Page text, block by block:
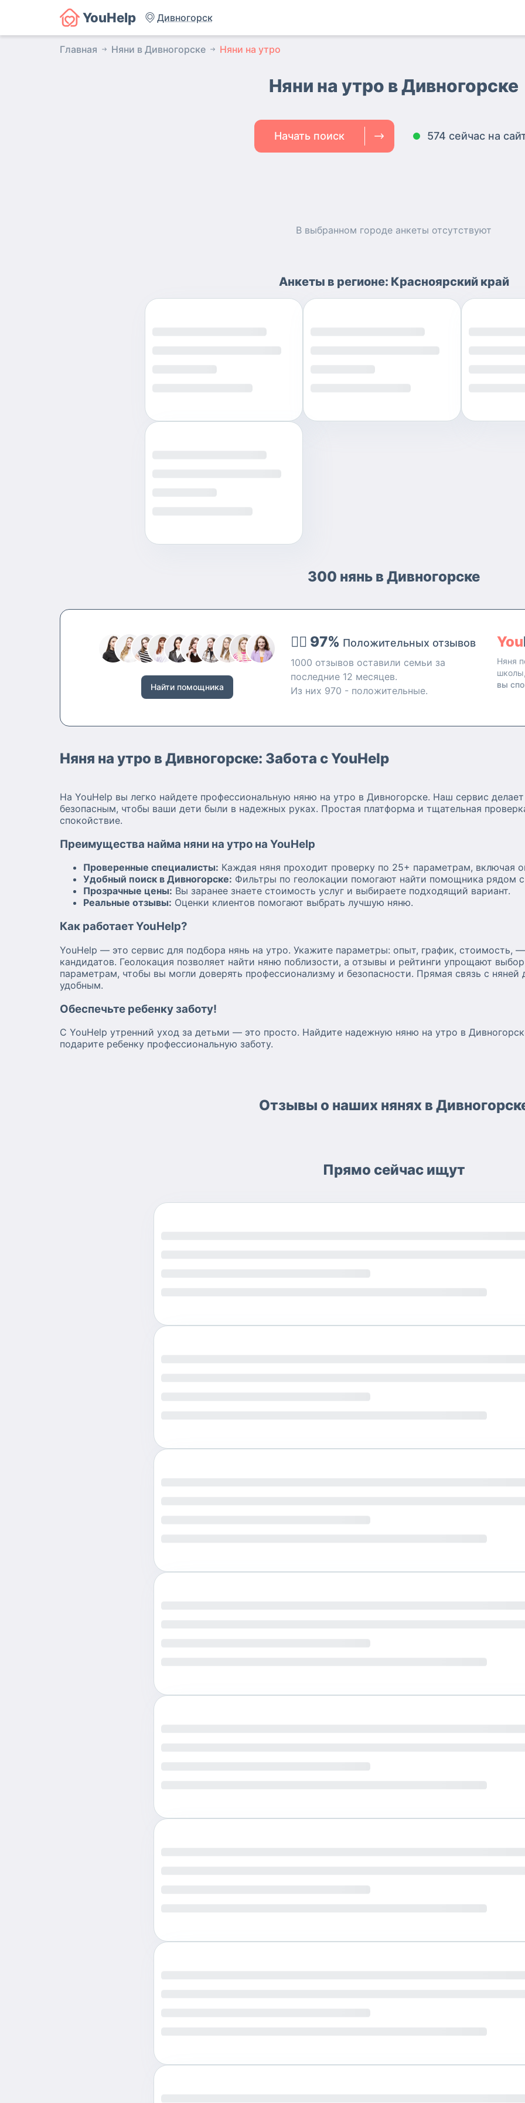
YouHelp Дивногорск
Главная Няни в Дивногорске Няни на утро
Няни на утро в Дивногорске
Начать поиск 574 сейчас на
В выбранном городе анкеты отсутствуют
Анкеты в регионе: Красноярский край
300 нянь в Дивногорске
Найти помощника
👍🏻 97% Положительных отзывов
1000 отзывов оставили семьи за
последние 12 месяцев.
Из них 970 - положительные.
You
Няня
вы
Няня на утро в Дивногорске: Забота с YouHelp
На YouHelp вы легко найдете профессиональную няню на утро в Дивногорске. Наш сервис
безопасным, чтобы ваши дети были в надежных руках. Простая платформа и тщательная
спокойствие.
Преимущества найма няни на утро на YouHelp
Проверенные специалисты: Каждая няня проходит проверку по 25+ параметрам, включая
Удобный поиск в Дивногорске: Фильтры по геолокации помогают найти помощника рядом
Прозрачные цены: Вы заранее знаете стоимость услуг и выбираете подходящий вариант.
Реальные отзывы: Оценки клиентов помогают выбрать лучшую няню.
Как работает YouHelp?
YouHelp — это сервис для подбора нянь на утро. Укажите параметры: опыт, график, стоимость,
кандидатов. Геолокация позволяет найти няню поблизости, а отзывы и рейтинги упрощают
параметрам, чтобы вы могли доверять профессионализму и безопасности. Прямая связь с
удобным.
Обеспечьте ребенку заботу!
С YouHelp утренний уход за детьми — это просто. Найдите надежную няню на утро в
подарите ребенку профессиональную заботу.
Отзывы о наших нянях в
Прямо сейчас ищут